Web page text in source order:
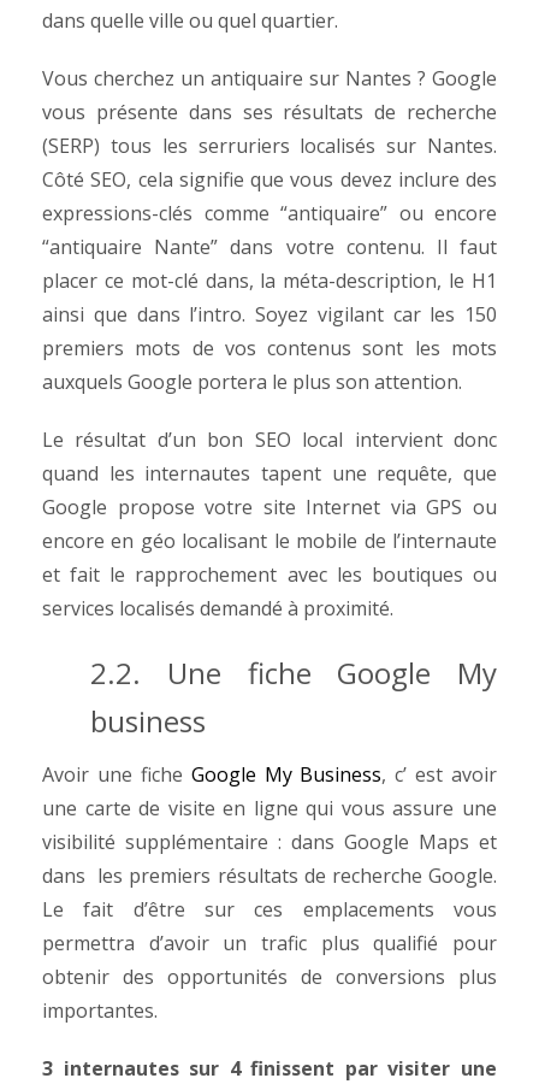
dans quelle ville ou quel quartier.
Vous cherchez un antiquaire sur Nantes ? Google
vous présente dans ses résultats de recherche
(SERP) tous les serruriers localisés sur Nantes.
Côté SEO, cela signifie que vous devez inclure des
expressions-clés comme “antiquaire” ou encore
“antiquaire Nante” dans votre contenu. Il faut
placer ce mot-clé dans, la méta-description, le H1
ainsi que dans l’intro. Soyez vigilant car les 150
premiers mots de vos contenus sont les mots
auxquels Google portera le plus son attention.
Le résultat d’un bon SEO local intervient donc
quand les internautes tapent une requête, que
Google propose votre site Internet via GPS ou
encore en géo localisant le mobile de l’internaute
et fait le rapprochement avec les boutiques ou
services localisés demandé à proximité.
2.2. Une fiche Google My
business
Avoir une fiche Google My Business, c’ est avoir
une carte de visite en ligne qui vous assure une
visibilité supplémentaire : dans Google Maps et
dans les premiers résultats de recherche Google.
Le fait d’être sur ces emplacements vous
permettra d’avoir un trafic plus qualifié pour
obtenir des opportunités de conversions plus
importantes.
3 internautes sur 4 finissent par visiter une